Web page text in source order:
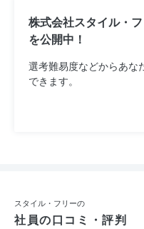
株式会社スタイル・
を公開中！
選考難易度などからあな
できます。
スタイル・フリーの
社員の口コミ・評判